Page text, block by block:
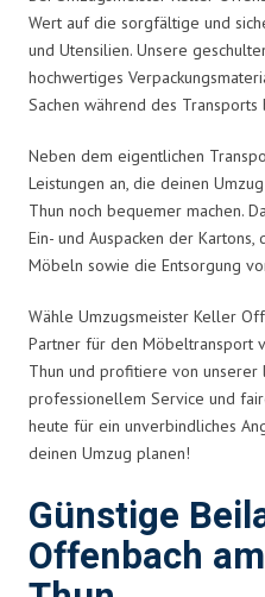
Wert auf die sorgfältige und
und Utensilien. Unsere
hochwertiges
Sachen während des Transports
Neben dem eigentlichen
Leistungen an, die deinen
Thun noch bequemer machen.
Ein- und Auspacken der Kartons,
Möbeln sowie die Entsorgung
Wähle Umzugsmeister Keller
Partner für den Möbeltransport
Thun und profitiere von unserer
professionellem Service und
heute für ein unverbindliches
deinen Umzug planen!
Günstige
Offenbach